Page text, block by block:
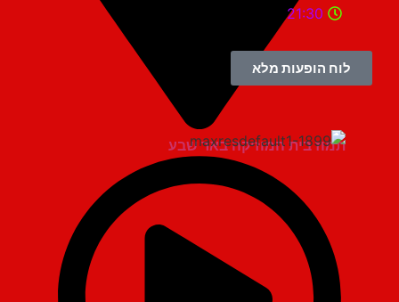
תמוז בית המוזיקה באר שבע
21:30
לוח הופעות מלא